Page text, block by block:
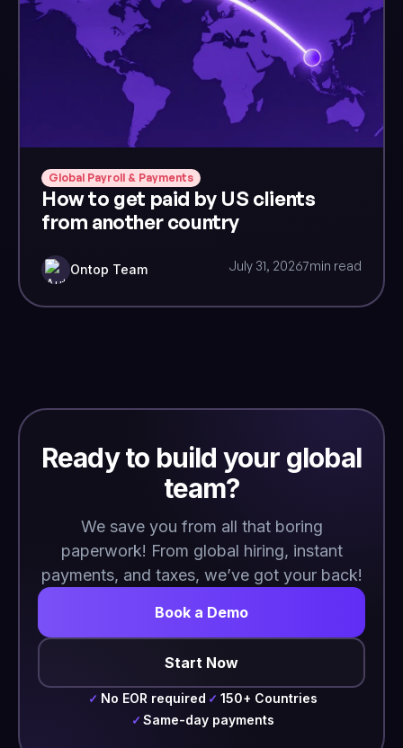
Global Payroll & Payments
How to get paid by US clients
from another country
Ontop Team July 31, 20267min read
Ready to build your global
team?
We save you from all that boring
paperwork! From global hiring, instant
payments, and taxes, we’ve got your back!
Book a Demo
Start Now
✓ No EOR required ✓ 150+ Countries
✓ Same-day payments